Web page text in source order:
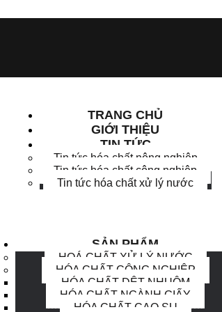
TRANG CHỦ
GIỚI THIỆU
TIN TỨC
Tin tức hóa chất nông nghiệp
Tin tức hóa chất công nghiệp
Tin tức hóa chất xử lý nước
SẢN PHẨM
HOÁ CHẤT XỬ LÝ NƯỚC
HÓA CHẤT CÔNG NGHIỆP
HÓA CHẤT DỆT NHUỘM
HÓA CHẤT NGÀNH GIẤY
HÓA CHẤT CAO SU